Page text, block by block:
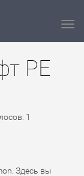
PE
1
Здесь вы